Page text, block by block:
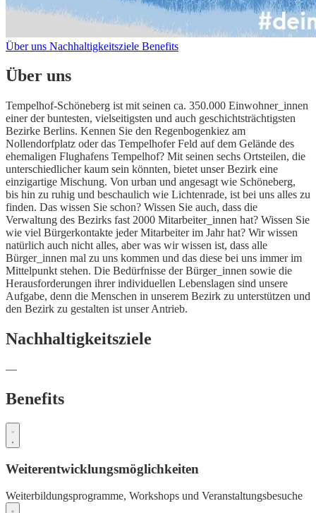
Über uns Nachhaltigkeitsziele Benefits
Über uns
Tempelhof-Schöneberg ist mit seinen ca. 350.000 Einwohner_innen
einer der buntesten, vielseitigsten und auch geschichtsträchtigsten
Bezirke Berlins. Kennen Sie den Regenbogenkiez am
Nollendorfplatz oder das Tempelhofer Feld auf dem Gelände des
ehemaligen Flughafens Tempelhof? Mit seinen sechs Ortsteilen, die
unterschiedlicher kaum sein könnten, bietet unser Bezirk eine
einzigartige Mischung. Von urban und angesagt wie Schöneberg,
bis hin zu ruhig und beschaulich wie Lichtenrade, ist bei uns alles zu
finden. Das wissen Sie schon? Wissen Sie auch, dass die
Verwaltung des Bezirks fast 2000 Mitarbeiter_innen hat? Wissen Sie
wie viel Bürgerkontakte jeder Mitarbeiter im Jahr hat? Wir wissen
natürlich auch nicht alles, aber was wir wissen ist, dass alle
Bürger_innen mal zu uns kommen und das diese bei uns immer im
Mittelpunkt stehen. Die Bedürfnisse der Bürger_innen sowie die
Herausforderungen ihrer individuellen Lebenslagen sind unsere
Aufgabe, denn die Menschen in unserem Bezirk zu unterstützen und
den Bezirk zu gestalten ist unser Antrieb.
Nachhaltigkeitsziele
—
Benefits
Weiterentwicklungsmöglichkeiten
Weiterbildungsprogramme, Workshops und Veranstaltungsbesuche